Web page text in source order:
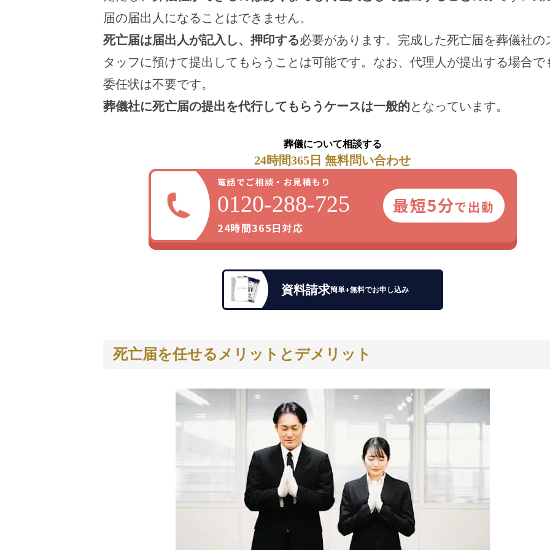
届の届出人になることはできません。
死亡届は届出人が記入し、押印する必要があります。完成した死亡届を葬儀社の
タッフに預けて提出してもらうことは可能です。なお、代理人が提出する場合で
委任状は不要です。
葬儀社に死亡届の提出を代行してもらうケースは一般的となっています。
葬儀について相談する
24時間365日 無料問い合わせ
電話でご相談・お見積もり
0120-288-725
24時間365日対応
最短5分で出動
資料請求簡単+無料でお申し込み
死亡届を任せるメリットとデメリット